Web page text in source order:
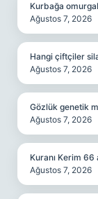
Kurbağa
Ağustos 7, 2026
Hangi çiftçiler
Ağustos 7, 2026
Gözlük genetik
Ağustos 7, 2026
Kuranı Kerim
Ağustos 7, 2026